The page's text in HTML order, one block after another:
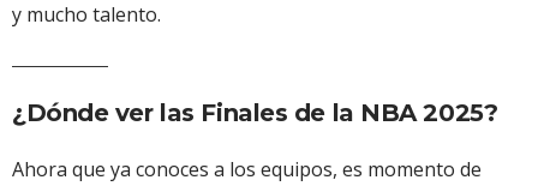
y mucho talento.
¿Dónde ver las Finales de la NBA 2025?
Ahora que ya conoces a los equipos, es momento de